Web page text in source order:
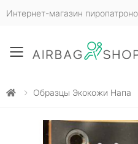
Интернет-магазин
Toggle mobile
Образцы Экокожи Напа